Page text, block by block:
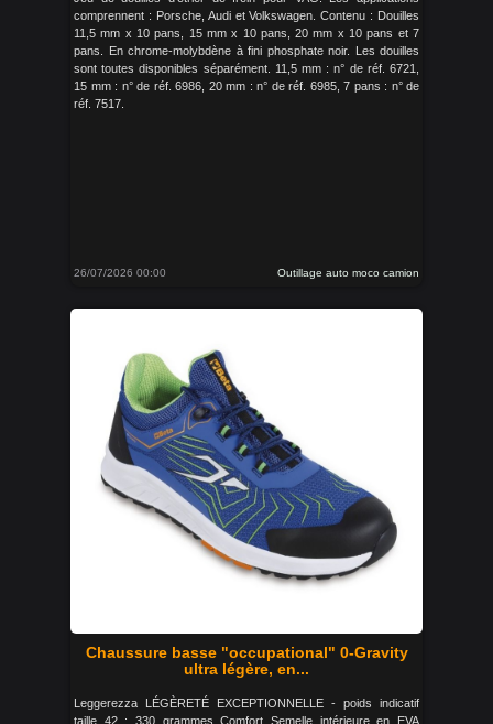
comprennent : Porsche, Audi et Volkswagen. Contenu : Douilles
11,5 mm x 10 pans, 15 mm x 10 pans, 20 mm x 10 pans et 7
pans. En chrome-molybdène à fini phosphate noir. Les douilles
sont toutes disponibles séparément. 11,5 mm : n° de réf. 6721,
15 mm : n° de réf. 6986, 20 mm : n° de réf. 6985, 7 pans : n° de
réf. 7517.
26/07/2026 00:00 Outillage auto moco camion
Chaussure basse "occupational" 0-Gravity
ultra légère, en...
Leggerezza LÉGÈRETÉ EXCEPTIONNELLE - poids indicatif
taille 42 : 330 grammes Comfort Semelle intérieure en EVA